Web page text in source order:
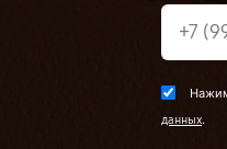
данных.